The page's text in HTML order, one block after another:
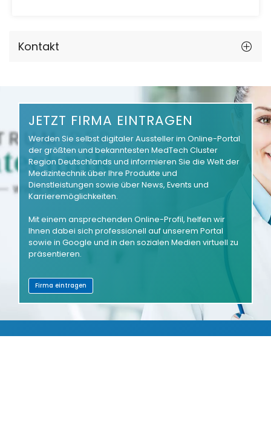
Kontakt
JETZT FIRMA EINTRAGEN
Werden Sie selbst digitaler Aussteller im Online-Portal
der größten und bekanntesten MedTech Cluster
Region Deutschlands und informieren Sie die Welt der
Medizintechnik über Ihre Produkte und
Dienstleistungen sowie über News, Events und
Karrieremöglichkeiten.
Mit einem ansprechenden Online-Profil, helfen wir
Ihnen dabei sich professionell auf unserem Portal
sowie in Google und in den sozialen Medien virtuell zu
präsentieren.
Firma eintragen